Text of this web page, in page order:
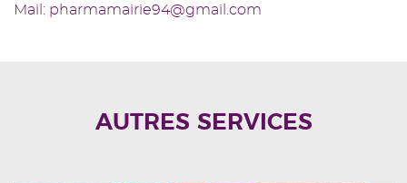
Mail: pharmamairie94@gmail.com
AUTRES SERVICES